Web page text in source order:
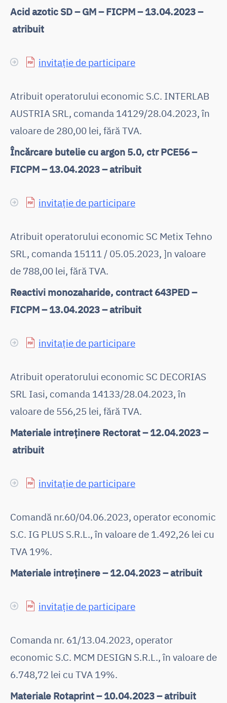
Acid azotic SD – GM – FICPM – 13.04.2023 –
atribuit
invitație de participare
Atribuit operatorului economic S.C. INTERLAB
AUSTRIA SRL, comanda 14129/28.04.2023, în
valoare de 280,00 lei, fără TVA.
Încărcare butelie cu argon 5.0, ctr PCE56 –
FICPM – 13.04.2023 – atribuit
invitație de participare
Atribuit operatorului economic SC Metix Tehno
SRL, comanda 15111 / 05.05.2023, ]n valoare
de 788,00 lei, fără TVA.
Reactivi monozaharide, contract 643PED –
FICPM – 13.04.2023 – atribuit
invitație de participare
Atribuit operatorului economic SC DECORIAS
SRL Iasi, comanda 14133/28.04.2023, în
valoare de 556,25 lei, fără TVA.
Materiale intreținere Rectorat – 12.04.2023 –
atribuit
invitație de participare
Comandă nr.60/04.06.2023, operator economic
S.C. IG PLUS S.R.L., în valoare de 1.492,26 lei cu
TVA 19%.
Materiale intreținere – 12.04.2023 – atribuit
invitație de participare
Comanda nr. 61/13.04.2023, operator
economic S.C. MCM DESIGN S.R.L., în valoare de
6.748,72 lei cu TVA 19%.
Materiale Rotaprint – 10.04.2023 – atribuit